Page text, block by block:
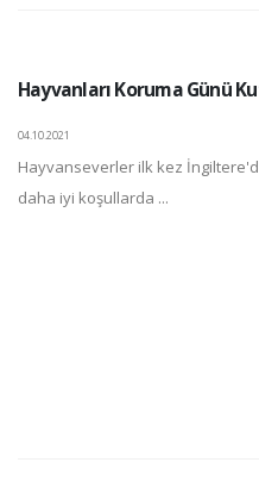
Hayvanları Koruma Günü
04.10.2021
Hayvanseverler ilk kez
daha iyi koşullarda ...